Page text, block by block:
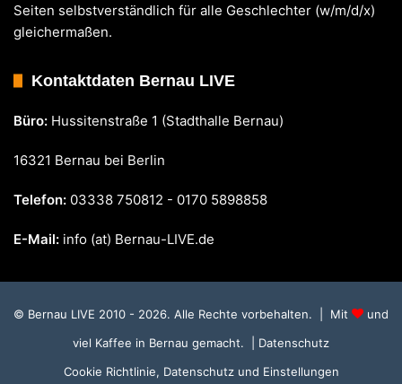
Seiten selbstverständlich für alle Geschlechter (w/m/d/x)
gleichermaßen.
Kontaktdaten Bernau LIVE
Büro: Hussitenstraße 1 (Stadthalle Bernau)
16321 Bernau bei Berlin
Telefon: 03338 750812 - 0170 5898858
E-Mail: info (at) Bernau-LIVE.de
© Bernau LIVE 2010 - 2026. Alle Rechte vorbehalten. | Mit
und
viel Kaffee in Bernau gemacht.
| Datenschutz
Cookie Richtlinie, Datenschutz und Einstellungen